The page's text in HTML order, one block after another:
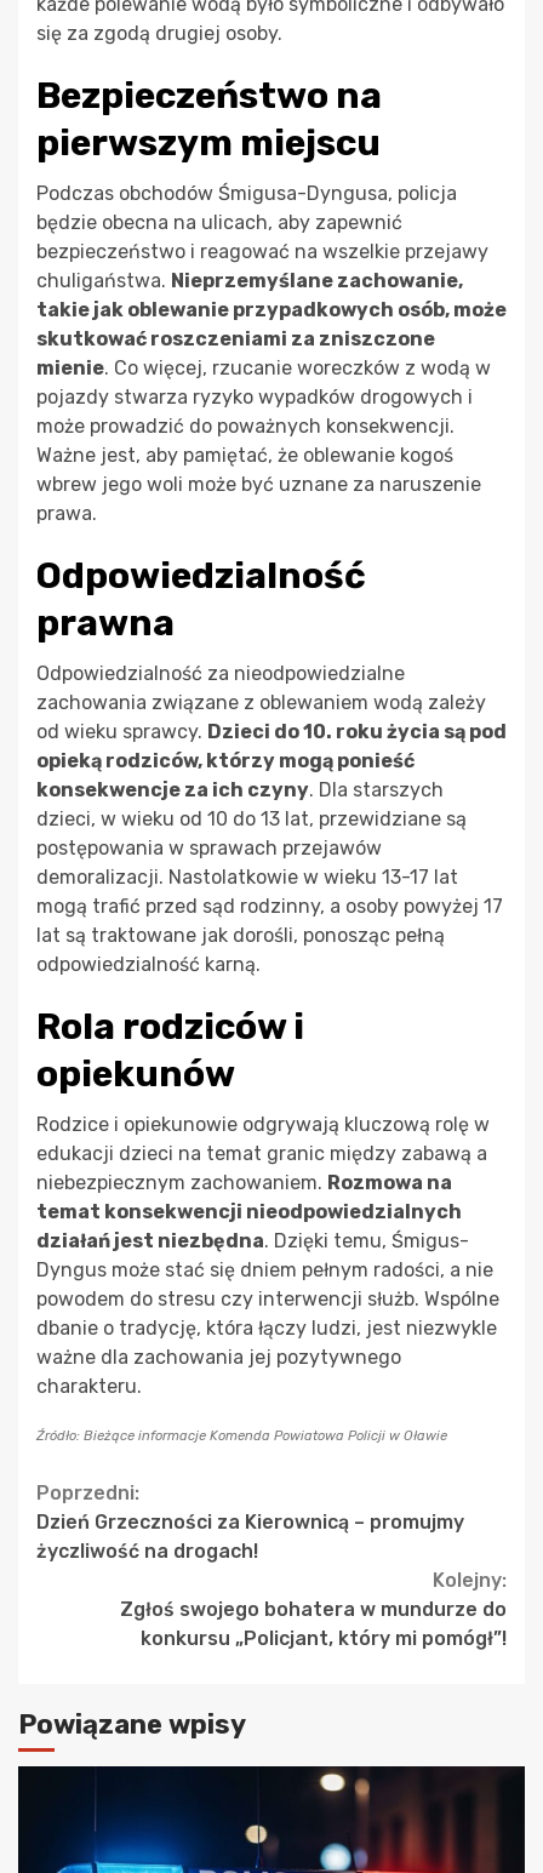
się za zgodą drugiej osoby.
Bezpieczeństwo na
pierwszym miejscu
Podczas obchodów Śmigusa-Dyngusa, policja
będzie obecna na ulicach, aby zapewnić
bezpieczeństwo i reagować na wszelkie przejawy
chuligaństwa. Nieprzemyślane zachowanie,
takie jak oblewanie przypadkowych osób, może
skutkować roszczeniami za zniszczone
mienie. Co więcej, rzucanie woreczków z wodą w
pojazdy stwarza ryzyko wypadków drogowych i
może prowadzić do poważnych konsekwencji.
Ważne jest, aby pamiętać, że oblewanie kogoś
wbrew jego woli może być uznane za naruszenie
prawa.
Odpowiedzialność
prawna
Odpowiedzialność za nieodpowiedzialne
zachowania związane z oblewaniem wodą zależy
od wieku sprawcy. Dzieci do 10. roku życia są pod
opieką rodziców, którzy mogą ponieść
konsekwencje za ich czyny. Dla starszych
dzieci, w wieku od 10 do 13 lat, przewidziane są
postępowania w sprawach przejawów
demoralizacji. Nastolatkowie w wieku 13-17 lat
mogą trafić przed sąd rodzinny, a osoby powyżej 17
lat są traktowane jak dorośli, ponosząc pełną
odpowiedzialność karną.
Rola rodziców i
opiekunów
Rodzice i opiekunowie odgrywają kluczową rolę w
edukacji dzieci na temat granic między zabawą a
niebezpiecznym zachowaniem. Rozmowa na
temat konsekwencji nieodpowiedzialnych
działań jest niezbędna. Dzięki temu, Śmigus-
Dyngus może stać się dniem pełnym radości, a nie
powodem do stresu czy interwencji służb. Wspólne
dbanie o tradycję, która łączy ludzi, jest niezwykle
ważne dla zachowania jej pozytywnego
charakteru.
Źródło: Bieżące informacje Komenda Powiatowa Policji w Oławie
Continue
Reading
Poprzedni:
Dzień Grzeczności za Kierownicą – promujmy
życzliwość na drogach!
Kolejny:
Zgłoś swojego bohatera w mundurze do
konkursu „Policjant, który mi pomógł”!
Powiązane wpisy